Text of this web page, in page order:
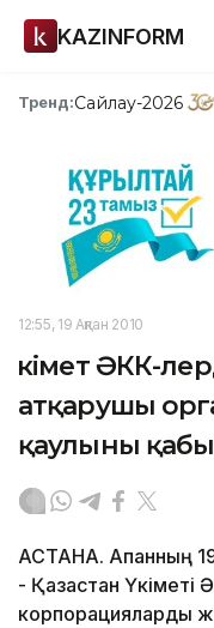
KAZINFORM
Тренд:Сайлау-2026
12:55, 19 Ақпан 2010
Үкімет ӘКК-
атқарушы
қаулыны
АСТАНА. Ақпанның
- Қазақстан Үкіметі
корпорацияларды